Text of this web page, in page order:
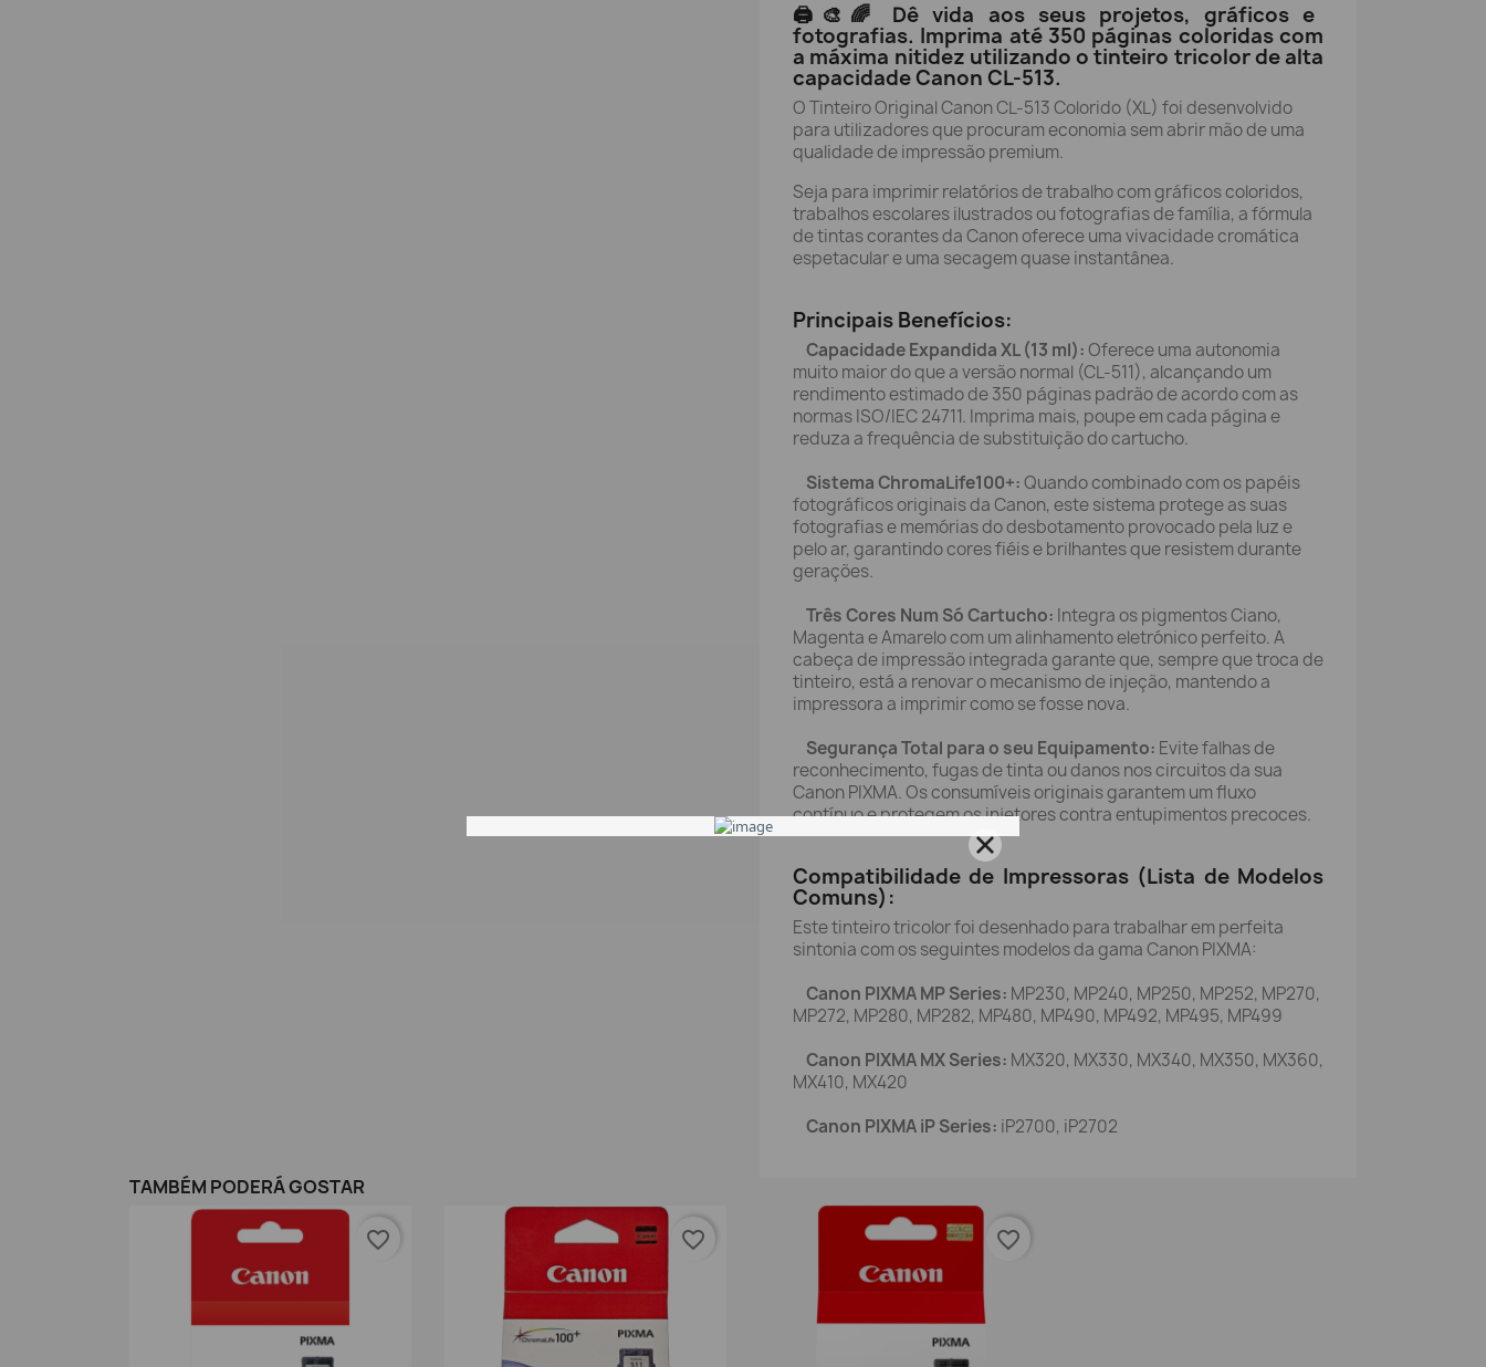
🖨️🎨🌈 Dê vida aos seus projetos, gráficos e
fotografias. Imprima até 350 páginas coloridas com
a máxima nitidez utilizando o tinteiro tricolor de alta
capacidade Canon CL-513.
O Tinteiro Original Canon CL-513 Colorido (XL) foi desenvolvido
para utilizadores que procuram economia sem abrir mão de uma
qualidade de impressão premium.
Seja para imprimir relatórios de trabalho com gráficos coloridos,
trabalhos escolares ilustrados ou fotografias de família, a fórmula
de tintas corantes da Canon oferece uma vivacidade cromática
espetacular e uma secagem quase instantânea.
Principais Benefícios:
Capacidade Expandida XL (13 ml):Oferece uma autonomia
muito maior do que a versão normal (CL-511), alcançando um
rendimento estimado de 350 páginas padrão de acordo com as
normas ISO/IEC 24711. Imprima mais, poupe em cada página e
reduza a frequência de substituição do cartucho.
Sistema ChromaLife100+:Quando combinado com os papéis
fotográficos originais da Canon, este sistema protege as suas
fotografias e memórias do desbotamento provocado pela luz e
pelo ar, garantindo cores fiéis e brilhantes que resistem durante
gerações.
Três Cores Num Só Cartucho: Integra os pigmentos Ciano,
Magenta e Amarelo com um alinhamento eletrónico perfeito. A
cabeça de impressão integrada garante que, sempre que troca de
tinteiro, está a renovar o mecanismo de injeção, mantendo a
impressora a imprimir como se fosse nova.
Segurança Total para o seu Equipamento: Evite falhas de
reconhecimento, fugas de tinta ou danos nos circuitos da sua
Canon PIXMA. Os consumíveis originais garantem um fluxo
contínuo e protegem os injetores contra entupimentos precoces.
Compatibilidade de Impressoras (Lista de Modelos
Comuns):
Este tinteiro tricolor foi desenhado para trabalhar em perfeita
sintonia com os seguintes modelos da gama Canon PIXMA:
Canon PIXMA MP Series: MP230, MP240, MP250, MP252, MP270,
MP272, MP280, MP282, MP480, MP490, MP492, MP495, MP499
Canon PIXMA MX Series: MX320, MX330, MX340, MX350, MX360,
MX410, MX420
Canon PIXMA iP Series: iP2700, iP2702
TAMBÉM PODERÁ GOSTAR
favorite_border favorite_border favorite_border